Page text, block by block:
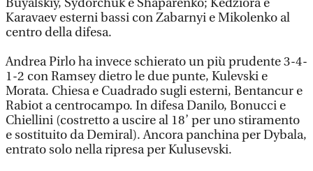
Buyalskiy, Sydorchuk e Shaparenko; Kedziora e
Karavaev esterni bassi con Zabarnyi e Mikolenko al
centro della difesa.
Andrea Pirlo ha invece schierato un più prudente 3-4-
1-2 con Ramsey dietro le due punte, Kulevski e
Morata. Chiesa e Cuadrado sugli esterni, Bentancur e
Rabiot a centrocampo. In difesa Danilo, Bonucci e
Chiellini (costretto a uscire al 18’ per uno stiramento
e sostituito da Demiral). Ancora panchina per Dybala,
entrato solo nella ripresa per Kulusevski.